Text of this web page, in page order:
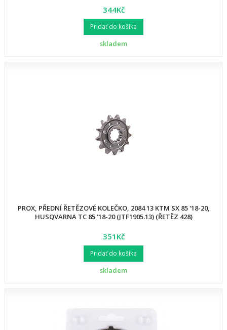
344Kč
Pridať do košíka
skladem
PROX, PŘEDNÍ ŘETĚZOVÉ KOLEČKO, 2084 13 KTM SX 85 '18-20,
HUSQVARNA TC 85 '18-20 (JTF1905.13) (ŘETĚZ 428)
351Kč
Pridať do košíka
skladem